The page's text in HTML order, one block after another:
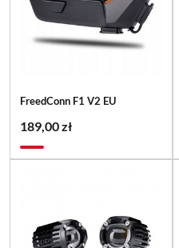
FreedConn F1 V2 EU
189,00 zł